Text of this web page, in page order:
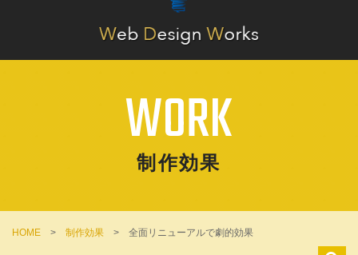
WORK
制作効果
HOME > 制作効果 > 全面リニューアルで劇的効果